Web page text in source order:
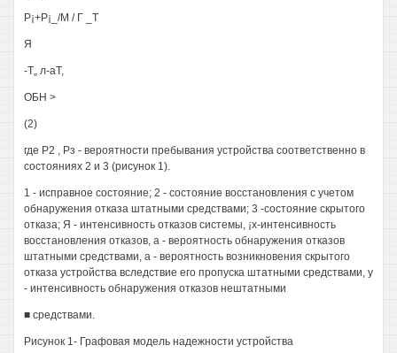
P¡+P¡_/M / Г _Т
Я
-Т„ л-аТ,
ОБН >
(2)
где Р2 , Рз - вероятности пребывания устройства соответственно в
состояниях 2 и 3 (рисунок 1).
1 - исправное состояние; 2 - состояние восстановления с учетом
обнаружения отказа штатными средствами; 3 -состояние скрытого
отказа; Я - интенсивность отказов системы, ¡х-интенсивность
восстановления отказов, а - вероятность обнаружения отказов
штатными средствами, а - вероятность возникновения скрытого
отказа устройства вследствие его пропуска штатными средствами, у
- интенсивность обнаружения отказов нештатными
■ средствами.
Рисунок 1- Графовая модель надежности устройства